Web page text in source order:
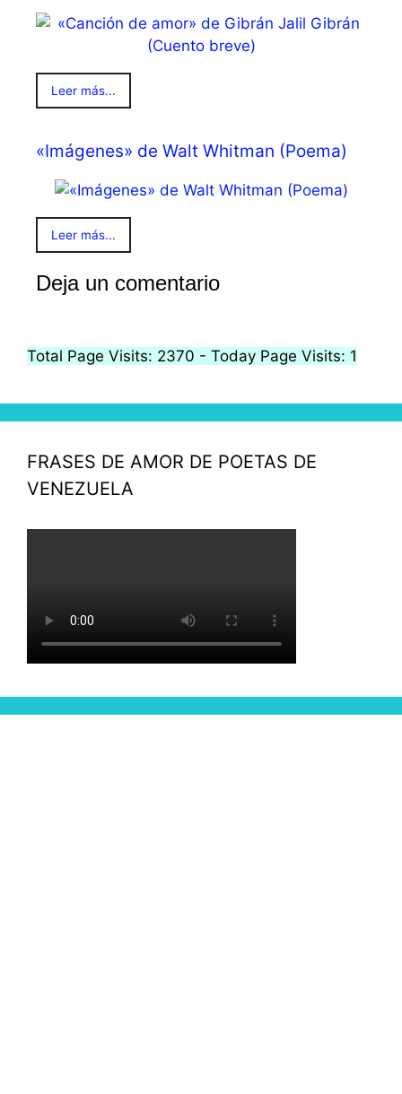
Leer más...
«Imágenes» de Walt Whitman (Poema)
Leer más...
Deja un comentario
Total Page Visits: 2370 - Today Page Visits: 1
FRASES DE AMOR DE POETAS DE
VENEZUELA